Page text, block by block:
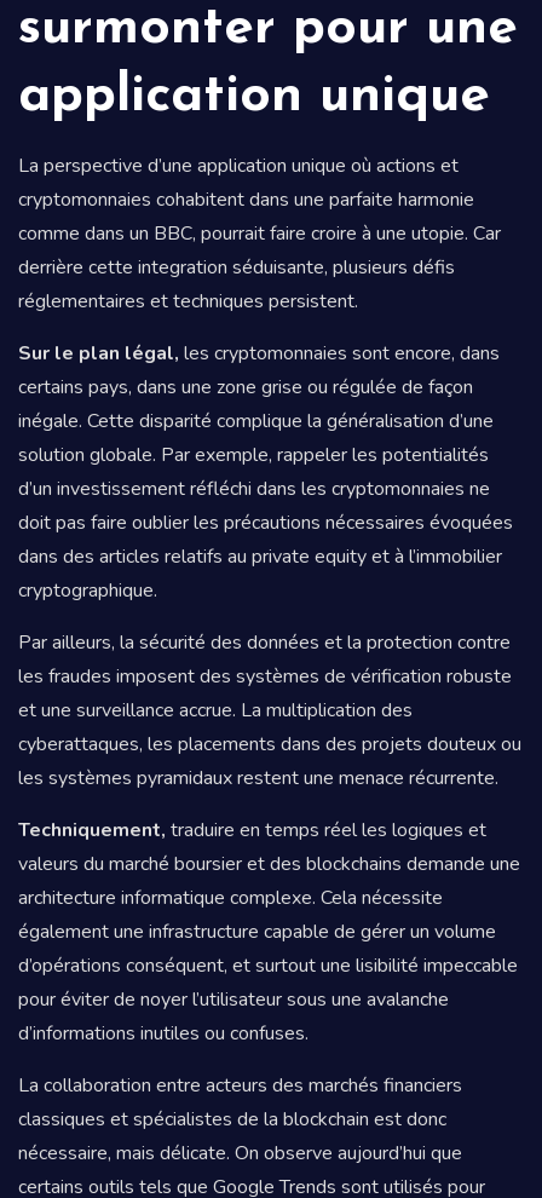
surmonter pour une
application unique
La perspective d’une application unique où actions et
cryptomonnaies cohabitent dans une parfaite harmonie
comme dans un BBC, pourrait faire croire à une utopie. Car
derrière cette integration séduisante, plusieurs défis
réglementaires et techniques persistent.
Sur le plan légal, les cryptomonnaies sont encore, dans
certains pays, dans une zone grise ou régulée de façon
inégale. Cette disparité complique la généralisation d’une
solution globale. Par exemple, rappeler les potentialités
d’un investissement réfléchi dans les cryptomonnaies ne
doit pas faire oublier les précautions nécessaires évoquées
dans des articles relatifs au private equity et à l’immobilier
cryptographique.
Par ailleurs, la sécurité des données et la protection contre
les fraudes imposent des systèmes de vérification robuste
et une surveillance accrue. La multiplication des
cyberattaques, les placements dans des projets douteux ou
les systèmes pyramidaux restent une menace récurrente.
Techniquement, traduire en temps réel les logiques et
valeurs du marché boursier et des blockchains demande une
architecture informatique complexe. Cela nécessite
également une infrastructure capable de gérer un volume
d’opérations conséquent, et surtout une lisibilité impeccable
pour éviter de noyer l’utilisateur sous une avalanche
d’informations inutiles ou confuses.
La collaboration entre acteurs des marchés financiers
classiques et spécialistes de la blockchain est donc
nécessaire, mais délicate. On observe aujourd’hui que
certains outils tels que Google Trends sont utilisés pour